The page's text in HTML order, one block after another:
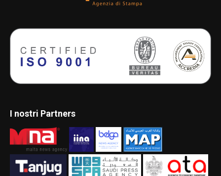
I nostri Partners